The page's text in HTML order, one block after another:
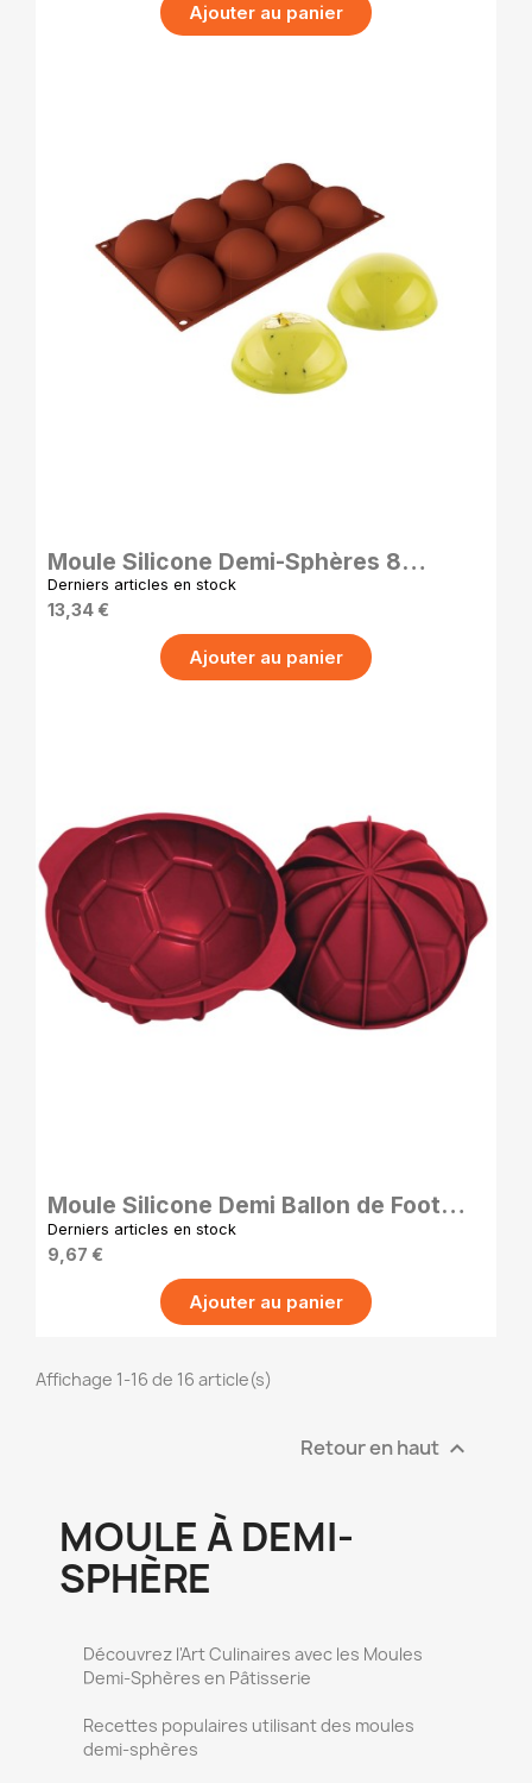
MOULE À DEMI-
SPHÈRE
Découvrez l'Art Culinaires avec les Moules
Demi-Sphères en Pâtisserie
Recettes populaires utilisant des moules
demi-sphères
Ajouter au panier
Moule Silicone Demi-Sphères 8
Cavités Ø65 mm Antiadhésif Pro
Derniers articles en stock
13,34 €
Ajouter au panier
Moule Silicone Demi Ballon de Foot
pour Pâtisserie et Chocolat
Derniers articles en stock
9,67 €
Ajouter au panier
Affichage 1-16 de 16 article(s)
Retour en haut 